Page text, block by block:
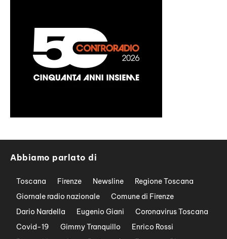
Abbiamo parlato di
Toscana Firenze Newsline
Regione Toscana
Giornale radio nazionale
Comune di Firenze
Dario Nardella
Eugenio Giani
Coronavirus Toscana
Covid-19
Gimmy Tranquillo
Enrico Rossi